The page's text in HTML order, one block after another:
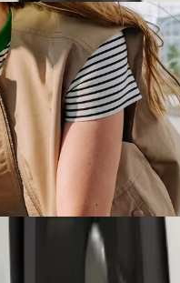
PKS
(WAV).